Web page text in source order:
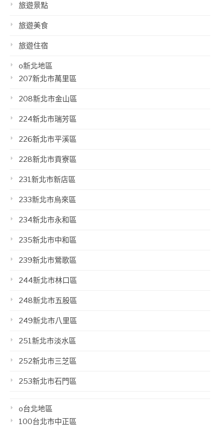
旅遊景點
旅遊美食
旅遊住宿
o新北地區
207新北市萬里區
208新北市金山區
224新北市瑞芳區
226新北市平溪區
228新北市貢寮區
231新北市新店區
233新北市烏來區
234新北市永和區
235新北市中和區
239新北市鶯歌區
244新北市林口區
248新北市五股區
249新北市八里區
251新北市淡水區
252新北市三芝區
253新北市石門區
o台北地區
100台北市中正區